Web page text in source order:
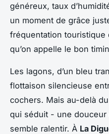
généreux, taux
un moment de grâce
fréquentation touristique
qu’on appelle le bon
Les lagons, d’un bleu
flottaison silencieuse
cochers. Mais au-delà du
qui séduit - une
semble ralentir. À La